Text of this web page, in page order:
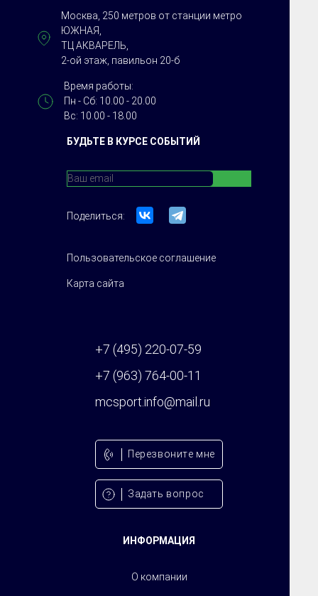
БУДЬТЕ В КУРСЕ СОБЫТИЙ
Поделиться:
Пользовательское соглашение
Карта сайта
ИНФОРМАЦИЯ
О компании
Москва, 250 метров от станции метро
ЮЖНАЯ,
ТЦ АКВАРЕЛЬ,
2-ой этаж, павильон 20-б
Время работы:
Пн - Сб: 10.00 - 20.00
Вс: 10.00 - 18.00
+7 (495) 220-07-59
+7 (963) 764-00-11
mcsport.info@mail.ru
Перезвонитe мне
Задать вопрос